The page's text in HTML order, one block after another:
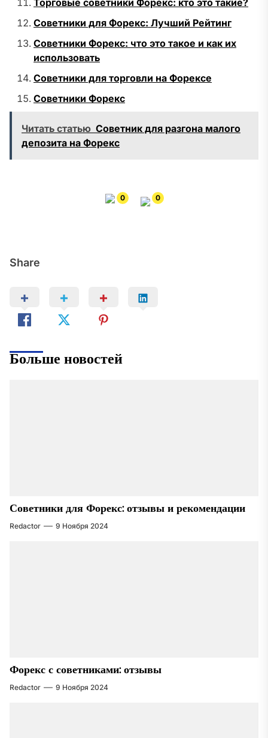
Share
Торговые советники Форекс: кто это такие?
Советники для Форекс: Лучший Рейтинг
Советники Форекс: что это такое и как их
использовать
Советники для торговли на Форексе
Советники Форекс
Читать статью Советник для разгона малого
депозита на Форекс
0 0
Больше новостей
Советники для Форекс: отзывы и рекомендации
Redactor 9 Ноября 2024
Форекс с советниками: отзывы
Redactor 9 Ноября 2024